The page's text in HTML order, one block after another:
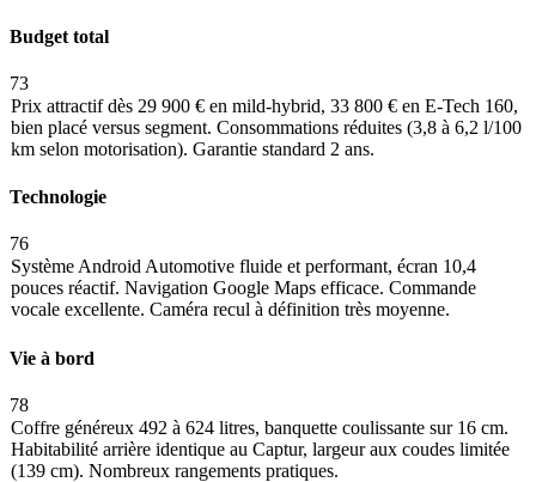
Budget total
73
Prix attractif dès 29 900 € en mild-hybrid, 33 800 € en E-Tech 160,
bien placé versus segment. Consommations réduites (3,8 à 6,2 l/100
km selon motorisation). Garantie standard 2 ans.
Technologie
76
Système Android Automotive fluide et performant, écran 10,4
pouces réactif. Navigation Google Maps efficace. Commande
vocale excellente. Caméra recul à définition très moyenne.
Vie à bord
78
Coffre généreux 492 à 624 litres, banquette coulissante sur 16 cm.
Habitabilité arrière identique au Captur, largeur aux coudes limitée
(139 cm). Nombreux rangements pratiques.